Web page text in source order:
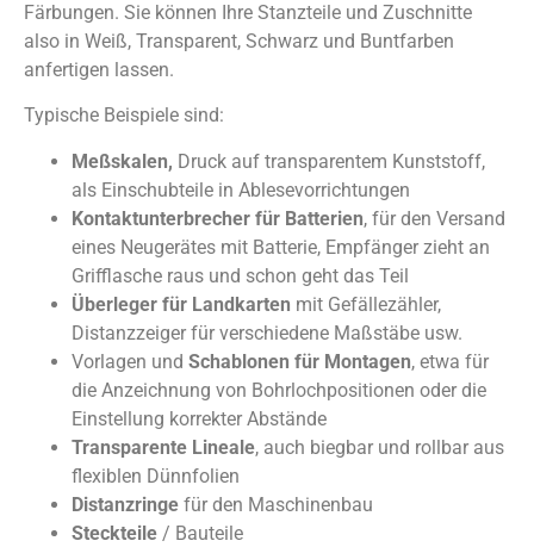
Färbungen. Sie können Ihre Stanzteile und Zuschnitte
also in Weiß, Transparent, Schwarz und Buntfarben
anfertigen lassen.
Typische Beispiele sind:
Meßskalen, Druck auf transparentem Kunststoff,
als Einschubteile in Ablesevorrichtungen
Kontaktunterbrecher für Batterien, für den Versand
eines Neugerätes mit Batterie, Empfänger zieht an
Grifflasche raus und schon geht das Teil
Überleger für Landkarten mit Gefällezähler,
Distanzzeiger für verschiedene Maßstäbe usw.
Vorlagen und Schablonen für Montagen, etwa für
die Anzeichnung von Bohrlochpositionen oder die
Einstellung korrekter Abstände
Transparente Lineale, auch biegbar und rollbar aus
flexiblen Dünnfolien
Distanzringe für den Maschinenbau
Steckteile / Bauteile